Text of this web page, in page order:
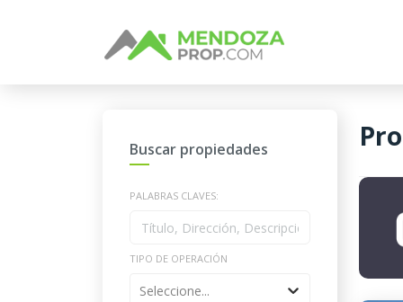
Buscar propiedades
PALABRAS CLAVES:
TIPO DE OPERACIÓN
Seleccione...